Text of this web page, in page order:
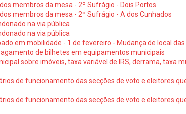
membros da mesa - 2º Sufrágio - Dois Portos
membros da mesa - 2º Sufrágio - A dos Cunhados
na via pública
na via pública
em mobilidade - 1 de fevereiro - Mudança de local
de bilhetes em equipamentos municipais
sobre imóveis, taxa variável de IRS, derrama, taxa
de funcionamento das secções de voto e eleitores
de funcionamento das secções de voto e eleitores